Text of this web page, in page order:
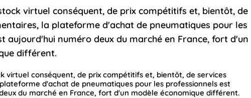
virtuel conséquent, de prix compétitifs et, bientôt, de
la plateforme d'achat de pneumatiques pour les
aujourd'hui numéro deux du marché en France, fort d'un
différent.
virtuel conséquent, de prix compétitifs et, bientôt, de services
d'achat de pneumatiques pour les professionnels est
du marché en France, fort d'un modèle économique différent.